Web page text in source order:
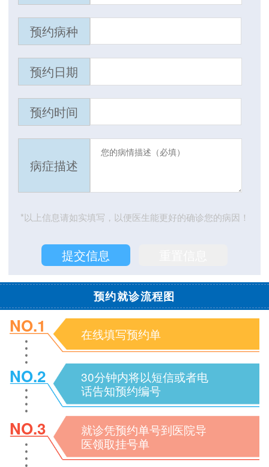
预约病种
预约日期
预约时间
病症描述
*以上信息请如实填写，以便医生能更好的确诊您的病因！
预约就诊流程图
NO.1 在线填写预约单
NO.2
30分钟内将以短信或者电
话告知预约编号
NO.3
就诊凭预约单号到医院导
医领取挂号单